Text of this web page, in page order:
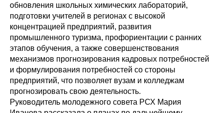
обновления школьных химических лабораторий,
подготовки учителей в регионах с высокой
концентрацией предприятий, развития
промышленного туризма, профориентации с ранних
этапов обучения, а также совершенствования
механизмов прогнозирования кадровых потребностей
и формулирования потребностей со стороны
предприятий, что позволяет вузам и колледжам
прогнозировать свою деятельность.
Руководитель молодежного совета РСХ Мария